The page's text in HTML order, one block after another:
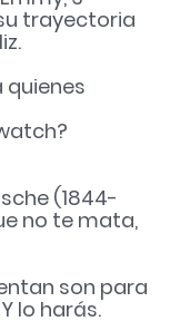
trayectoria
quienes
(1844-
no te mata,
son para
lo harás.